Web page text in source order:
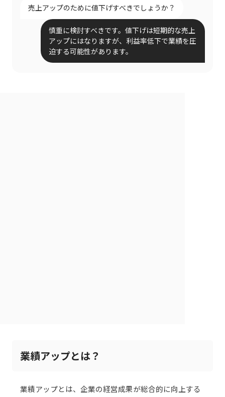
売上アップのために値下げすべきでしょうか？
慎重に検討すべきです。値下げは短期的な売上
アップにはなりますが、利益率低下で業績を圧
迫する可能性があります。
業績アップとは？
業績アップとは、企業の経営成果が総合的に向上する